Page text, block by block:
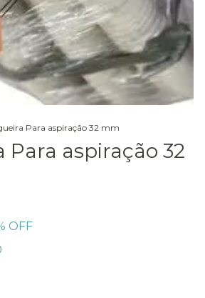
Para aspiração 32 mm
Para aspiração 32
OFF